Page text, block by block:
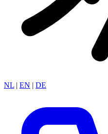
NL | EN | DE